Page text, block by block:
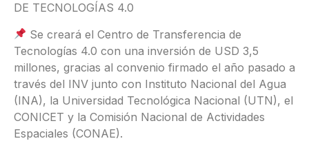
DE TECNOLOGÍAS 4.0
Se creará el Centro de Transferencia de
Tecnologías 4.0 con una inversión de USD 3,5
millones, gracias al convenio firmado el año pasado a
través del INV junto con Instituto Nacional del Agua
(INA), la Universidad Tecnológica Nacional (UTN), el
CONICET y la Comisión Nacional de Actividades
Espaciales (CONAE).